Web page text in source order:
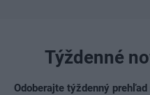
Týždenné
Odoberajte týždenný